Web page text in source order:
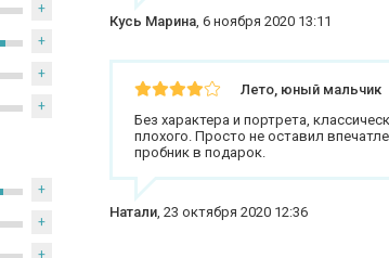
+
+
+
+
+
+
+
Кусь Марина,6 ноября 2020 13:11
Лето, юный мальчик
Без характера и портрета,
плохого. Просто не оставил
пробник в подарок.
Натали,23 октября 2020 12:36